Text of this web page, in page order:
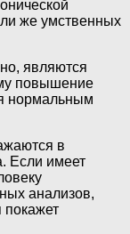
же умственных
являются
повышение
нормальным
в
Если имеет
анализов,
покажет